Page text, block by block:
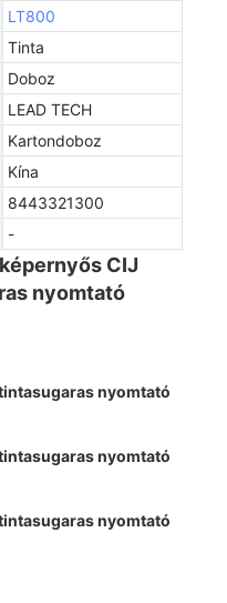
LT800
Tinta
Doboz
LEAD TECH
Kartondoboz
Kína
8443321300
-
CIJ
nyomtató